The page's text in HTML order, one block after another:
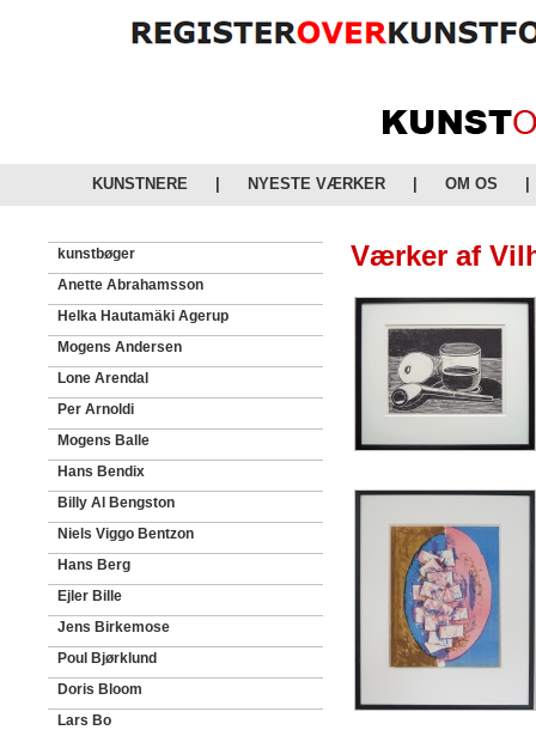
KUNSTNERE NYESTE VÆRKER OM OS
kunstbøger
Anette Abrahamsson
Helka Hautamäki Agerup
Mogens Andersen
Lone Arendal
Per Arnoldi
Mogens Balle
Hans Bendix
Billy Al Bengston
Niels Viggo Bentzon
Hans Berg
Ejler Bille
Jens Birkemose
Poul Bjørklund
Doris Bloom
Lars Bo
Værker af